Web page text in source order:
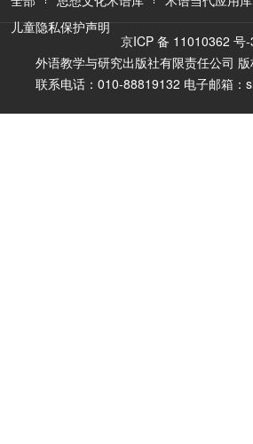
儿童隐私保护声明
京ICP 备 11010362 号-
外语教学与研究出版社有限责任公司
联系电话：010-88819132 电子邮箱：